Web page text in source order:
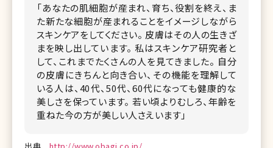
「あなたの肌細胞が産まれ、育ち、役割を終え、ま
た新たな細胞が産まれることをイメージしながら
スキンケアをしてください。 皮膚はその人の生きざ
まを映し出しています。 私はスキンケア研究者と
して、これまでたくさんの人を見てきました。 自分
の皮膚にきちんと向き合い、その機能を理解して
いる人は、40代、50代、60代になっても健康的な
美しさを保っています。 若い頃よりむしろ、年齢を
重ねた今の方が美しい人さえいます」